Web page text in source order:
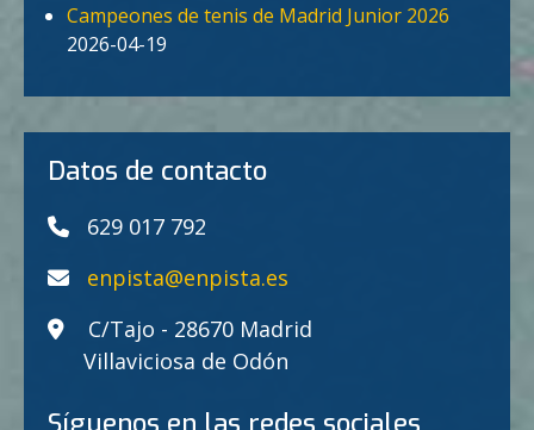
Campeones de tenis de Madrid Junior 2026
2026-04-19
Datos de contacto
629 017 792
enpista@enpista.es
C/Tajo - 28670 Madrid
Villaviciosa de Odón
Síguenos en las redes sociales